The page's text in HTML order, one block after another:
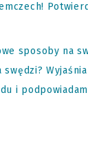
sposoby na
i